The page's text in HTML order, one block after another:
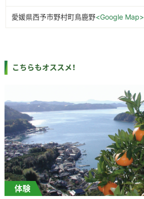
愛媛県西予市野村町鳥鹿野<Google Map>
こちらもオススメ！
体験